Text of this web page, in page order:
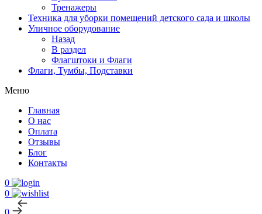
Тренажеры
Техника для уборки помещений детского сада и школы
Уличное оборудование
Назад
В раздел
Флагштоки и Флаги
Флаги, Тумбы, Подставки
Меню
Главная
О нас
Оплата
Отзывы
Блог
Контакты
0
0
0